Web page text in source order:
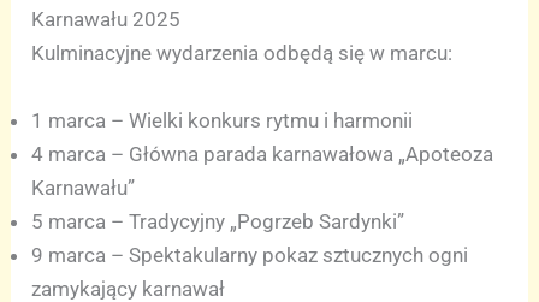
Karnawału 2025
Kulminacyjne wydarzenia odbędą się w marcu:
1 marca – Wielki konkurs rytmu i harmonii
4 marca – Główna parada karnawałowa „Apoteoza
Karnawału”
5 marca – Tradycyjny „Pogrzeb Sardynki”
9 marca – Spektakularny pokaz sztucznych ogni
zamykający karnawał